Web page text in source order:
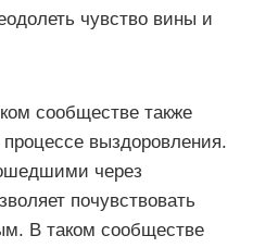
чувство вины и
сообществе также
выздоровления.
через
почувствовать
В таком сообществе